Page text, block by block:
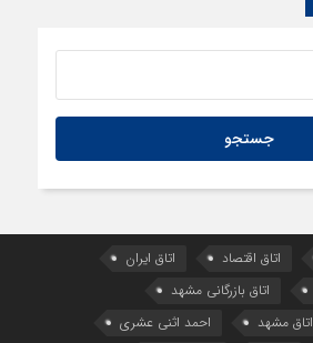
اتاق اقتصاد
اتاق ایران
اتاق بازرگانی مشهد
اتاق مشهد
احمد اثنی عشری